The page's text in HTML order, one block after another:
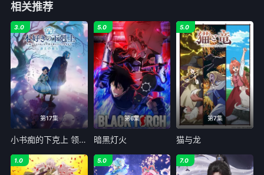
相关推荐
第17集
3.0
小书痴的下克上 领主的养女
第6集
5.0
暗黑灯火
第7集
5.0
猫与龙
1.0 5.0 7.0